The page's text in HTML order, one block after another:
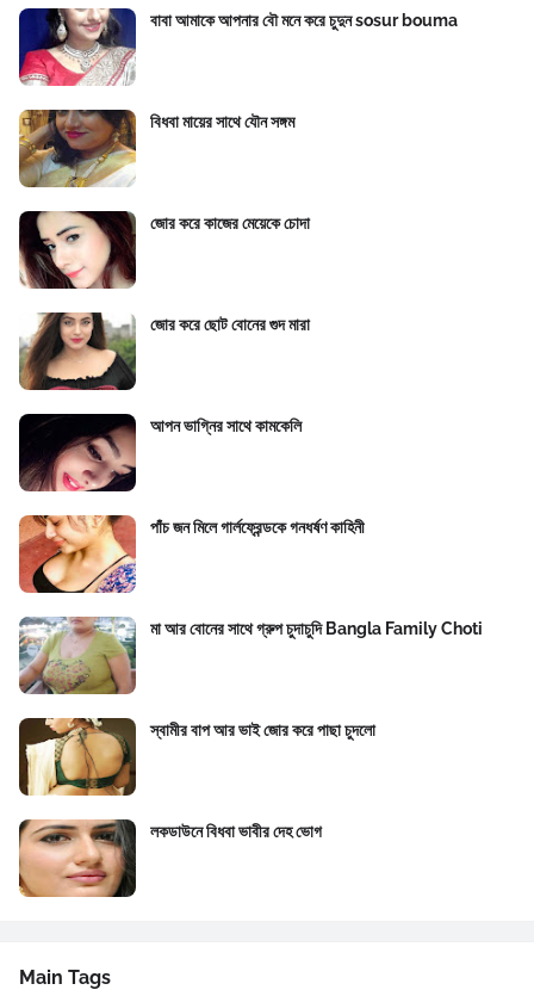
বাবা আমাকে আপনার বৌ মনে করে চুদুন sosur bouma
বিধবা মায়ের সাথে যৌন সঙ্গম
জোর করে কাজের মেয়েকে চোদা
জোর করে ছোট বোনের গুদ মারা
আপন ভাগ্নির সাথে কামকেলি
পাঁচ জন মিলে গার্লফ্রেন্ডকে গনধর্ষণ কাহিনী
মা আর বোনের সাথে গ্রুপ চুদাচুদি Bangla Family Choti
স্বামীর বাপ আর ভাই জোর করে পাছা চুদলো
লকডাউনে বিধবা ভাবীর দেহ ভোগ
Main Tags